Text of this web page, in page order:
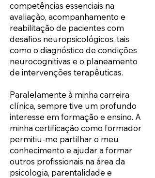
competências essenciais na
avaliação, acompanhamento e
reabilitação de pacientes com
desafios neuropsicológicos, tais
como o diagnóstico de condições
neurocognitivas e o planeamento
de intervenções terapêuticas.
Paralelamente à minha carreira
clínica, sempre tive um profundo
interesse em formação e ensino. A
minha certificação como formador
permitiu-me partilhar o meu
conhecimento e ajudar a formar
outros profissionais na área da
psicologia, parentalidade e